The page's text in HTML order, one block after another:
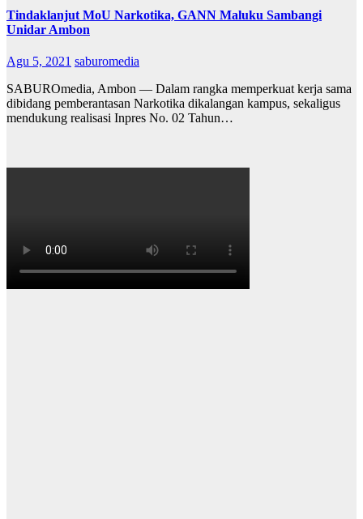
Tindaklanjut MoU Narkotika, GANN Maluku Sambangi
Unidar Ambon
Agu 5, 2021 saburomedia
SABUROmedia, Ambon — Dalam rangka memperkuat kerja sama
dibidang pemberantasan Narkotika dikalangan kampus, sekaligus
mendukung realisasi Inpres No. 02 Tahun…